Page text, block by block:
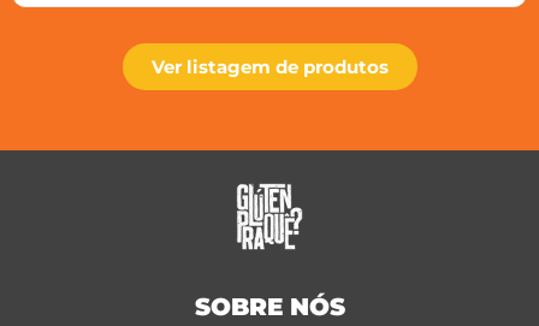
Ver listagem de produtos
SOBRE NÓS